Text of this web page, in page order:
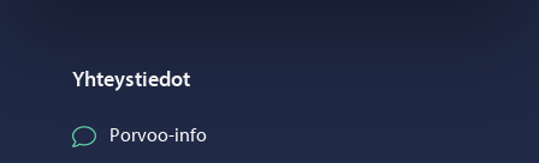
Yhteystiedot
Porvoo-info